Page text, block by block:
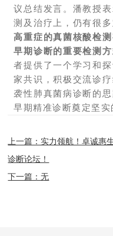
议总结发言。潘教授
测及治疗上，仍有很多
高重症的真菌核酸检
早期诊断的重要检测方
者提供了一个学习和
家共识，积极交流诊
袭性肺真菌病诊断的
早期精准诊断奠定坚实
上一篇：实力领航！卓诚惠
诊断论坛！
下一篇：无